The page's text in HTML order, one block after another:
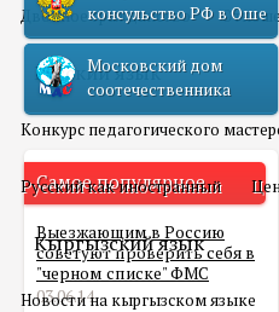
Двойное гражданство
Русский язык
Конкурс педагогического
Русский как иностранный
Кыргызский язык
Новости на кыргызском языке
консульство РФ в Оше
Московский дом
соотечественника
Самое популярное
Выезжающим в Россию
советуют проверить себя в
"черном списке" ФМС
03.06.14